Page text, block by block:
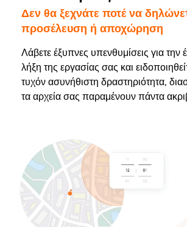
Δεν θα ξεχνάτε ποτέ να
προσέλευση ή αποχώρηση
Λάβετε έξυπνες υπενθυμίσεις για την
λήξη της εργασίας σας και
τυχόν ασυνήθιστη δραστηριότητα,
τα αρχεία σας παραμένουν πάντα